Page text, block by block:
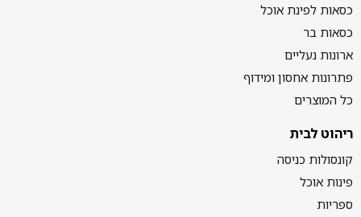
כסאות לפינת אוכל
כסאות בר
ארונות נעליים
פתרונות אחסון ומידוף
כל המוצרים
ריהוט לבית
קונסולות כניסה
פינות אוכל
ספריות